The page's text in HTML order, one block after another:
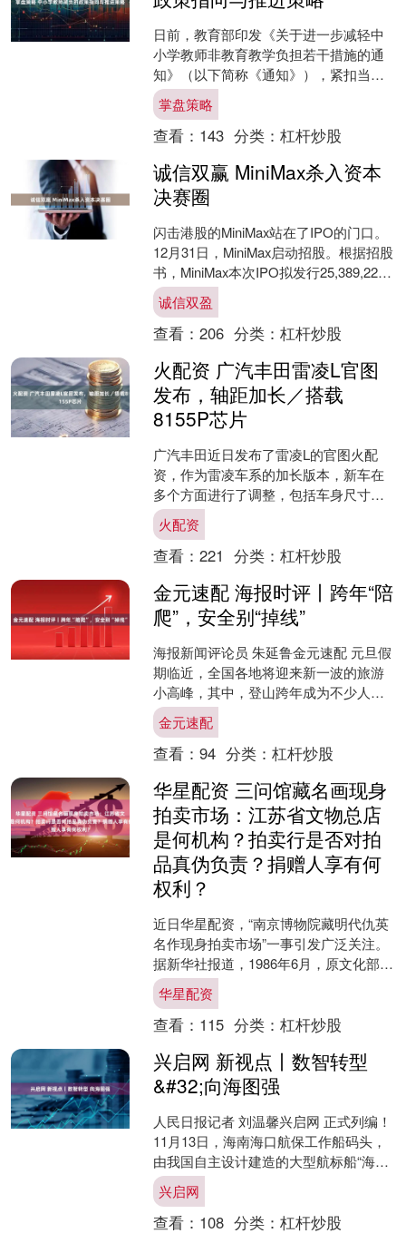
日前，教育部印发《关于进一步减轻中
小学教师非教育教学负担若干措施的通
知》（以下简称《通知》），紧扣当前
教师关心、社会关注的突出问题，在梳
理总结各地经验做法的基础....
掌盘策略
查看： 143 分类： 杠杆炒股
诚信双赢 MiniMax杀入资本
决赛圈
闪击港股的MiniMax站在了IPO的门口。
12月31日，MiniMax启动招股。根据招股
书，MiniMax本次IPO拟发行25,389,220
股，定价区间为....
诚信双盈
查看： 206 分类： 杠杆炒股
火配资 广汽丰田雷凌L官图
发布，轴距加长／搭载
8155P芯片
广汽丰田近日发布了雷凌L的官图火配
资，作为雷凌车系的加长版本，新车在
多个方面进行了调整，包括车身尺寸、
内饰设计以及动力配置。 新车外观设计
与现款雷凌基本保持一致....
火配资
查看： 221 分类： 杠杆炒股
金元速配 海报时评丨跨年“陪
爬”，安全别“掉线”
海报新闻评论员 朱延鲁金元速配 元旦假
期临近，全国各地将迎来新一波的旅游
小高峰，其中，登山跨年成为不少人的
选择。据潮新闻等媒体报道，目前，泰
山、黄山、华山、武功....
金元速配
查看： 94 分类： 杠杆炒股
华星配资 三问馆藏名画现身
拍卖市场：江苏省文物总店
是何机构？拍卖行是否对拍
品真伪负责？捐赠人享有何
权利？
近日华星配资，“南京博物院藏明代仇英
名作现身拍卖市场”一事引发广泛关注。
据新华社报道，1986年6月，原文化部制
定出台《博物馆藏品管理办法》。之
后，南京博物院....
华星配资
查看： 115 分类： 杠杆炒股
兴启网 新视点丨数智转型
&#32;向海图强
人民日报记者 刘温馨兴启网 正式列编！
11月13日，海南海口航保工作船码头，
由我国自主设计建造的大型航标船“海巡
176”轮正式列编交通运输部南海航海保
障中心，这....
兴启网
查看： 108 分类： 杠杆炒股